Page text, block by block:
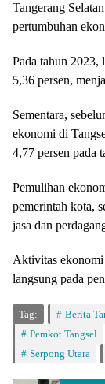
Tangerang
pertumbuhan
Pada tahun 2023,
5,36 persen,
Sementara,
ekonomi di
4,77 persen pada
Pemulihan
pemerintah kota,
jasa dan
Aktivitas
langsung pada
Tag: Berita
Pemkot Tangsel
Serpong Utara